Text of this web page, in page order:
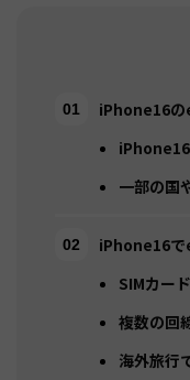
iPhone16の
一部の国
iPhone16で
SIMカー
複数の回
海外旅行